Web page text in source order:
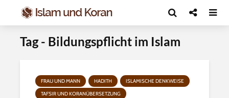
Tag - Bildungspflicht im Islam
FRAU UND MANN HADITH
ISLAMISCHE DENKWEISE
TAFSIR UND KORANÜBERSETZUNG